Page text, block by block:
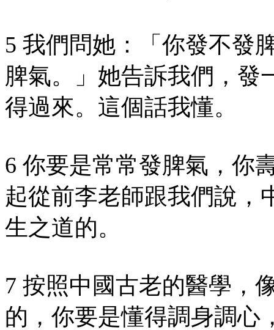
5 我們問她：「你發不發
脾氣。」她告訴我們，發
得過來。這個話我懂。
6 你要是常常發脾氣，你
起從前李老師跟我們說，
生之道的。
7 按照中國古老的醫學，
的，你要是懂得調身調心